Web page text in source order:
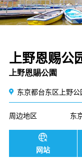
上野恩赐公
上野恩賜公園
东京都台东区上野
周边地区 东
网站